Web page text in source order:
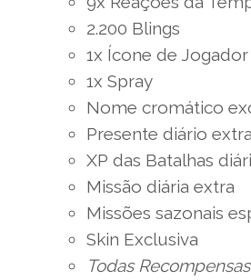
2.200 Blings
1x Ícone de Jogador
1x Spray
Nome cromático
Presente diário
XP das Batalhas
Missão diária extra
Missões sazonais
Skin Exclusiva
Todas